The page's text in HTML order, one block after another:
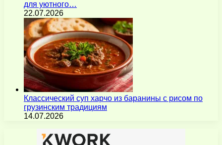
для уютного…
22.07.2026
Классический суп харчо из баранины с рисом по
грузинским традициям
14.07.2026